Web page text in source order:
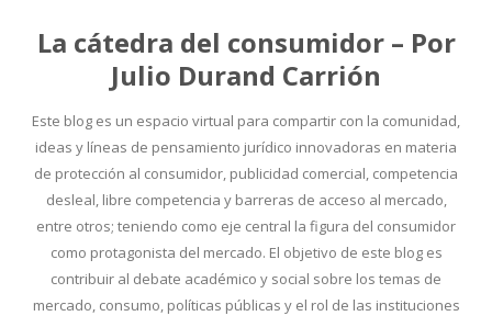
La cátedra del consumidor – Por
Julio Durand Carrión
Este blog es un espacio virtual para compartir con la comunidad,
ideas y líneas de pensamiento jurídico innovadoras en materia
de protección al consumidor, publicidad comercial, competencia
desleal, libre competencia y barreras de acceso al mercado,
entre otros; teniendo como eje central la figura del consumidor
como protagonista del mercado. El objetivo de este blog es
contribuir al debate académico y social sobre los temas de
mercado, consumo, políticas públicas y el rol de las instituciones